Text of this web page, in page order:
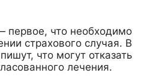
первое, что необходимо
страхового случая. В
что могут отказать
лечения.